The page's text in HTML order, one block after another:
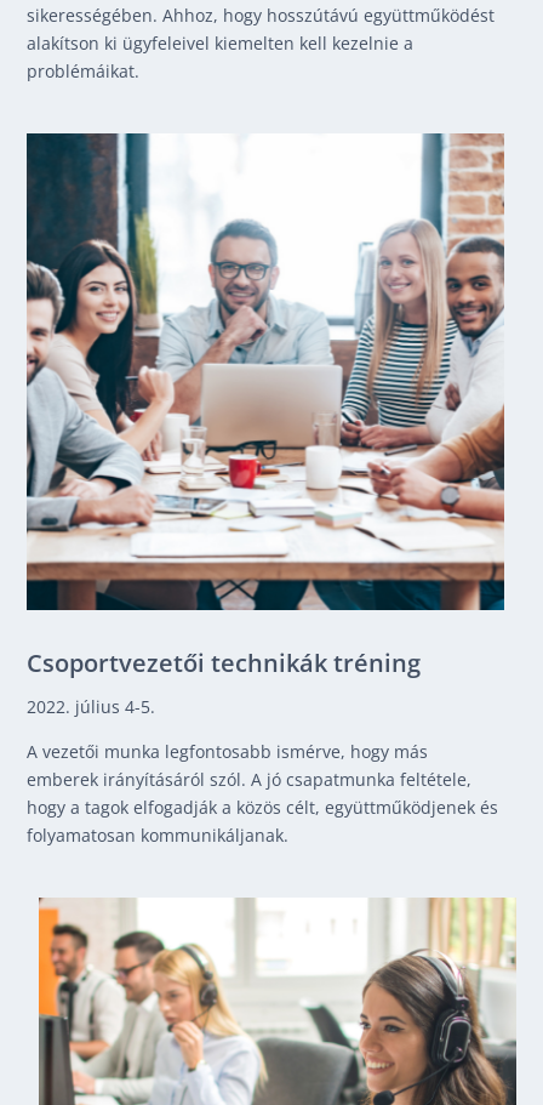
sikerességében. Ahhoz, hogy hosszútávú együttműködést
alakítson ki ügyfeleivel kiemelten kell kezelnie a
problémáikat.
Csoportvezetői technikák tréning
2022. július 4-5.
A vezetői munka legfontosabb ismérve, hogy más
emberek irányításáról szól. A jó csapatmunka feltétele,
hogy a tagok elfogadják a közös célt, együttműködjenek és
folyamatosan kommunikáljanak.